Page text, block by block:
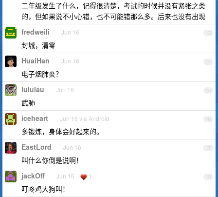
二年级发生了什么，记得很清楚，考试的时候并没有紧张之类
的，但如果说不小心错，也不可能错那么多。后来也没有出现
13
fredweili Jun 16
封城，清零
14
HuaiHan Jun 16
电子烟肺炎？
15
lululau Jun 16
武肺
16
iceheart Jun 16 via Android
多锻炼，身体会好起来的。
17
EastLord Jun 16
叫什么你倒是说啊！
18
jackOff Jun 16 1
叮咚鸡大狗叫！